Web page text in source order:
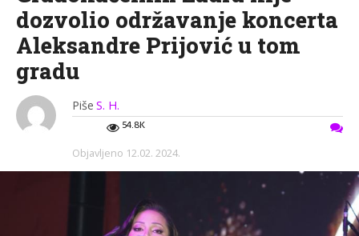
dozvolio održavanje koncerta
Aleksandre Prijović u tom
gradu
Piše S. H.
54.8K
Objavljeno 12.02. 2024.